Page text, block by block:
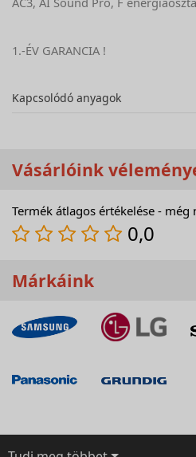
1.-ÉV GARANCIA !
Kapcsolódó anyagok
Vásárlóink
Termék átlagos értékelése - még
0,0
Márkáink